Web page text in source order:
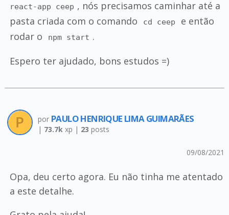
react-app ceep , nós precisamos caminhar até a
pasta criada com o comando
cd ceep
e então
rodar o
npm start .
Espero ter ajudado, bons estudos =)
por PAULO HENRIQUE LIMA GUIMARÃES
| 73.7kxp | 23 posts
09/08/2021
Opa, deu certo agora. Eu não tinha me atentado
a este detalhe.